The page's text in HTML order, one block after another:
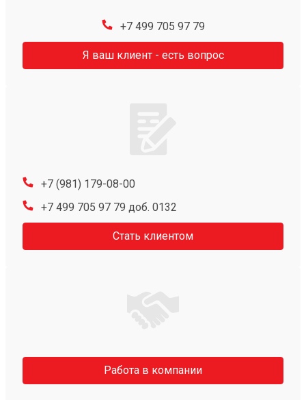
+7 499 705 97 79
Я ваш клиент - есть вопрос
+7 (981) 179-08-00
+7 499 705 97 79 доб. 0132
Стать клиентом
Работа в компании